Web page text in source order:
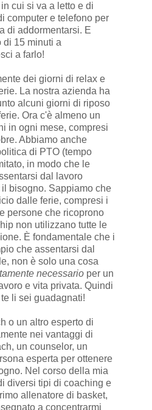
cui si va a letto e di
computer e telefono per
di addormentarsi. E
di 15 minuti a
a farlo!
dei giorni di relax e
La nostra azienda ha
alcuni giorni di riposo
Ora c'è almeno un
in ogni mese, compresi
Abbiamo anche
di PTO (tempo
in modo che le
dal lavoro
bisogno. Sappiamo che
dalle ferie, compresi i
persone che ricoprono
non utilizzano tutte le
È fondamentale che i
che assentarsi dal
non è solo una cosa
necessarioper un
e vita privata. Quindi
li sei guadagnati!
o un altro esperto di
nei vantaggi di
un counselor, un
esperta per ottenere
Nel corso della mia
diversi tipi di coaching e
allenatore di basket,
a concentrarmi